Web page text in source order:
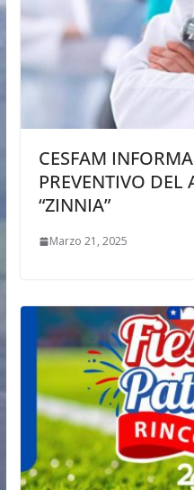
CESFAM
PREVENTIVO DEL
“ZINNIA”
Marzo 21, 2025